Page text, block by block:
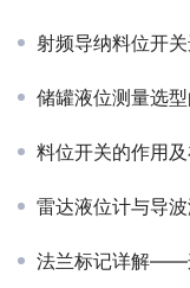
射频导纳料位开
储罐液位测量选
料位开关的作用
雷达液位计与导
法兰标记详解——